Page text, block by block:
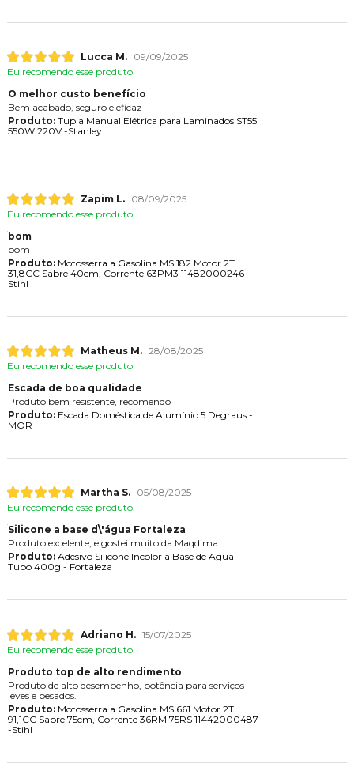
Lucca M.
09/09/2025
Eu recomendo esse produto.
O melhor custo benefício
Bem acabado, seguro e eficaz
Produto:Tupia Manual Elétrica para Laminados ST55
550W 220V -Stanley
Zapim L.
08/09/2025
Eu recomendo esse produto.
bom
bom
Produto:Motosserra a Gasolina MS 182 Motor 2T
31,8CC Sabre 40cm, Corrente 63PM3 11482000246 -
Stihl
Matheus M. 28/08/2025
Eu recomendo esse produto.
Escada de boa qualidade
Produto bem resistente, recomendo
Produto:Escada Doméstica de Alumínio 5 Degraus -
MOR
Martha S.
05/08/2025
Eu recomendo esse produto.
Silicone a base d\'água Fortaleza
Produto excelente, e gostei muito da Maqdima.
Produto:Adesivo Silicone Incolor a Base de Agua
Tubo 400g - Fortaleza
Adriano H. 15/07/2025
Eu recomendo esse produto.
Produto top de alto rendimento
Produto de alto desempenho, potência para serviços
leves e pesados.
Produto:Motosserra a Gasolina MS 661 Motor 2T
91,1CC Sabre 75cm, Corrente 36RM 75RS 11442000487
-Stihl